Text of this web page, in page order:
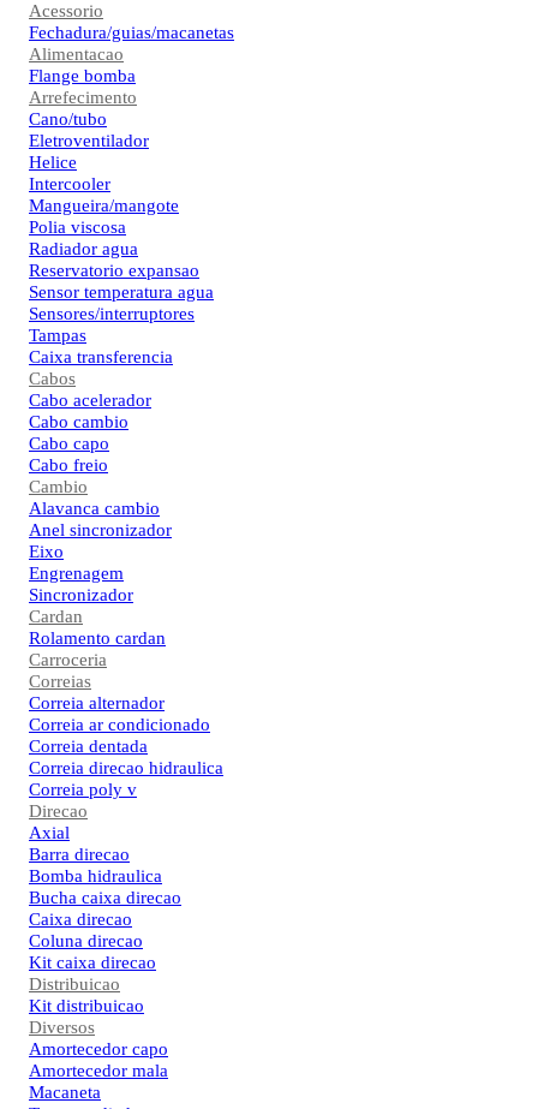
Acessorio
Fechadura/guias/macanetas
Alimentacao
Flange bomba
Arrefecimento
Cano/tubo
Eletroventilador
Helice
Intercooler
Mangueira/mangote
Polia viscosa
Radiador agua
Reservatorio expansao
Sensor temperatura agua
Sensores/interruptores
Tampas
Caixa transferencia
Cabos
Cabo acelerador
Cabo cambio
Cabo capo
Cabo freio
Cambio
Alavanca cambio
Anel sincronizador
Eixo
Engrenagem
Sincronizador
Cardan
Rolamento cardan
Carroceria
Correias
Correia alternador
Correia ar condicionado
Correia dentada
Correia direcao hidraulica
Correia poly v
Direcao
Axial
Barra direcao
Bomba hidraulica
Bucha caixa direcao
Caixa direcao
Coluna direcao
Kit caixa direcao
Distribuicao
Kit distribuicao
Diversos
Amortecedor capo
Amortecedor mala
Macaneta